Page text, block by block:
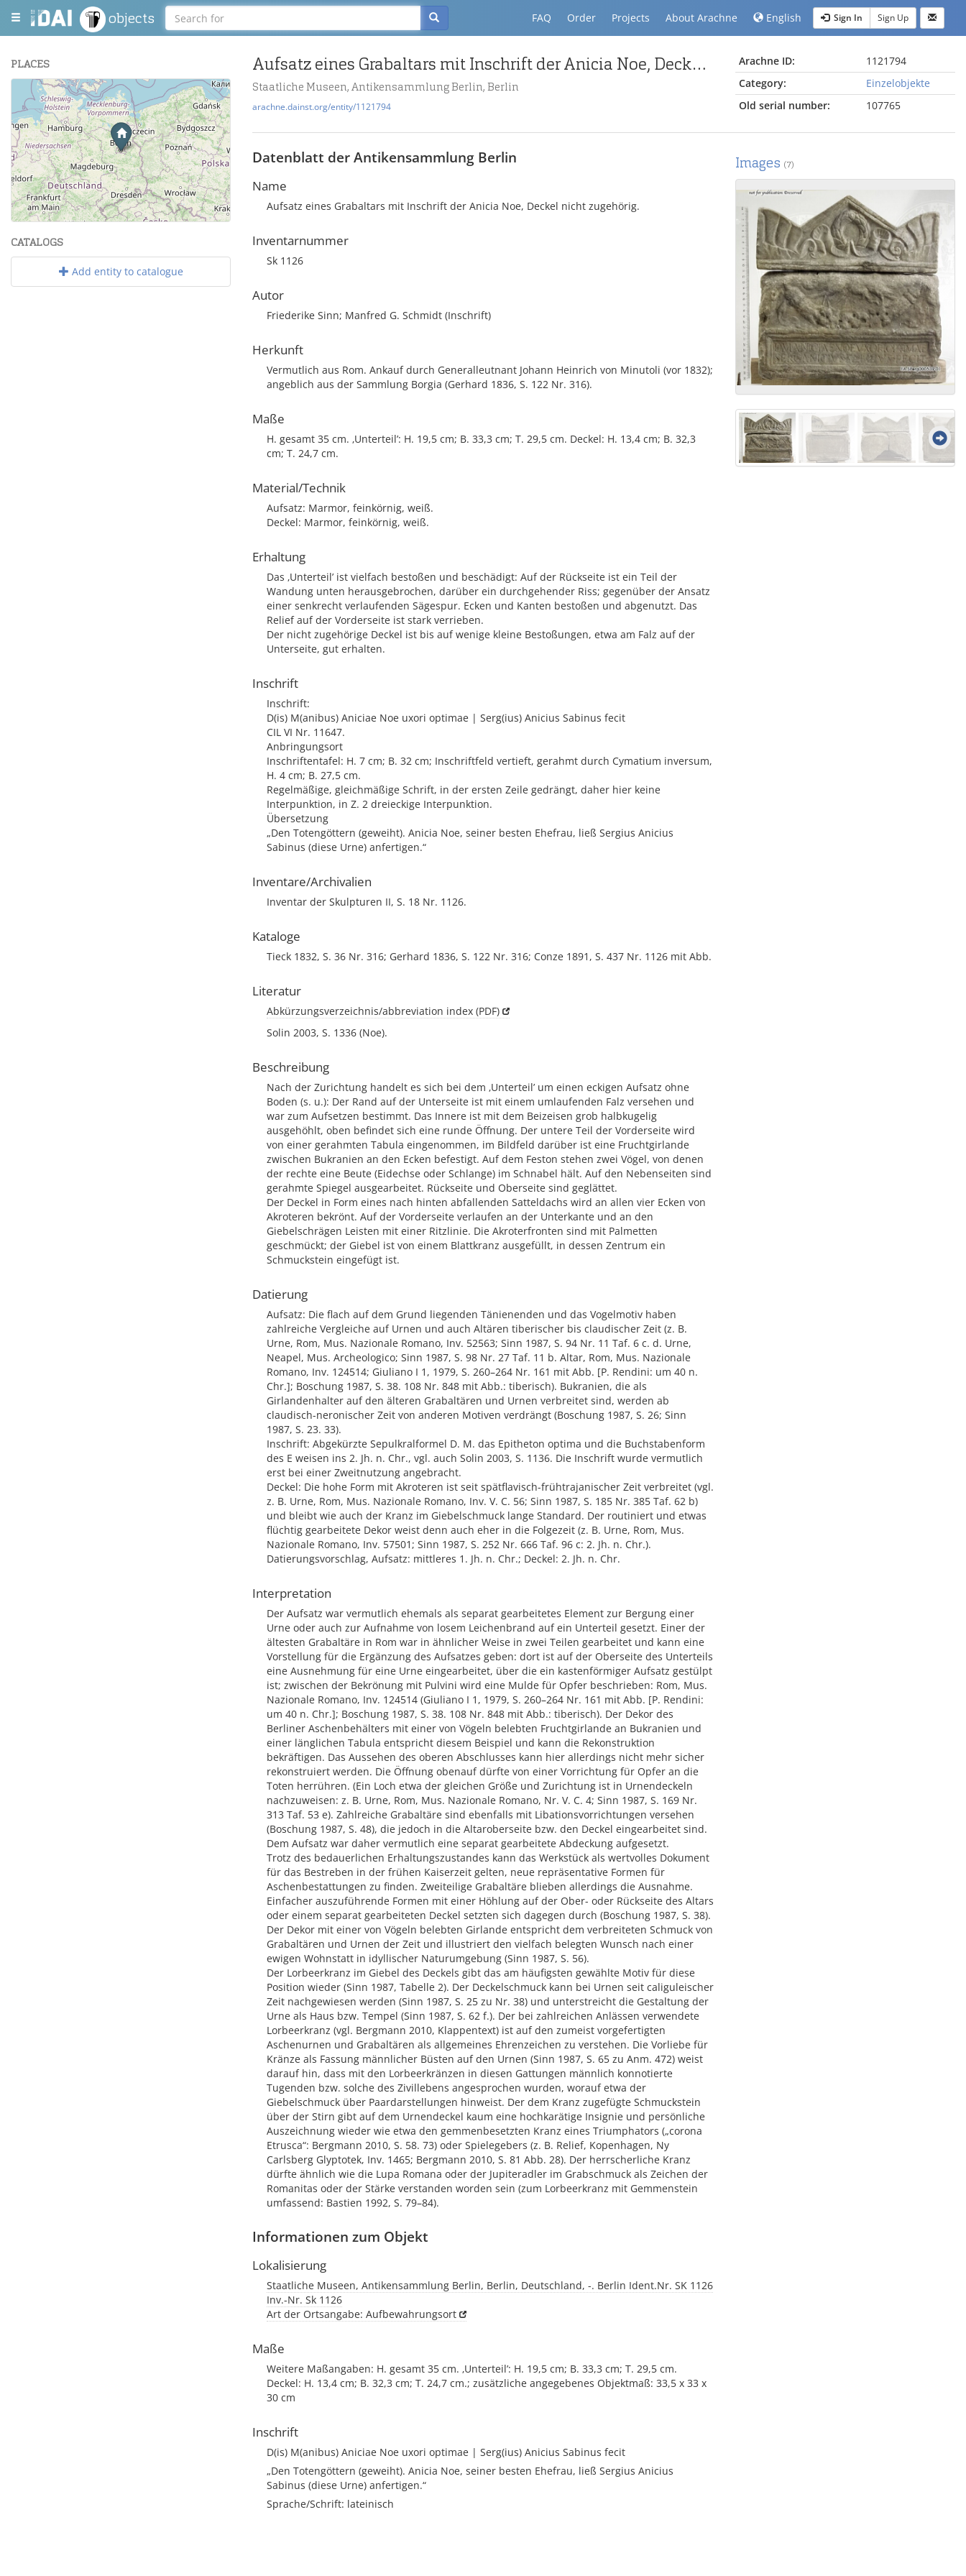
objects FAQ Order Projects About Arachne English Sign In Sign Up
PLACES
+
−
Leaflet| Maps and Data ©OpenStreetMap.
CATALOGS
Add entity to catalogue
Aufsatz eines Grabaltars mit Inschrift der Anicia Noe, Deckel nicht zugehörig.
Staatliche Museen, Antikensammlung Berlin, Berlin
arachne.dainst.org/entity/1121794
Arachne ID:
1121794
Category:
Einzelobjekte
Old serial number:
107765
Datenblatt der Antikensammlung Berlin
Name
Aufsatz eines Grabaltars mit Inschrift der Anicia Noe, Deckel nicht zugehörig.
Inventarnummer
Sk 1126
Autor
Friederike Sinn; Manfred G. Schmidt (Inschrift)
Herkunft
Vermutlich aus Rom. Ankauf durch Generalleutnant Johann Heinrich von Minutoli (vor 1832);
angeblich aus der Sammlung Borgia (Gerhard 1836, S. 122 Nr. 316).
Maße
H. gesamt 35 cm. ‚Unterteil’: H. 19,5 cm; B. 33,3 cm; T. 29,5 cm. Deckel: H. 13,4 cm; B. 32,3
cm; T. 24,7 cm.
Material/Technik
Aufsatz: Marmor, feinkörnig, weiß.
Deckel: Marmor, feinkörnig, weiß.
Erhaltung
Das ‚Unterteil’ ist vielfach bestoßen und beschädigt: Auf der Rückseite ist ein Teil der
Wandung unten herausgebrochen, darüber ein durchgehender Riss; gegenüber der Ansatz
einer senkrecht verlaufenden Sägespur. Ecken und Kanten bestoßen und abgenutzt. Das
Relief auf der Vorderseite ist stark verrieben.
Der nicht zugehörige Deckel ist bis auf wenige kleine Bestoßungen, etwa am Falz auf der
Unterseite, gut erhalten.
Inschrift
Inschrift:
D(is) M(anibus) Aniciae Noe uxori optimae | Serg(ius) Anicius Sabinus fecit
CIL VI Nr. 11647.
Anbringungsort
Inschriftentafel: H. 7 cm; B. 32 cm; Inschriftfeld vertieft, gerahmt durch Cymatium inversum,
H. 4 cm; B. 27,5 cm.
Regelmäßige, gleichmäßige Schrift, in der ersten Zeile gedrängt, daher hier keine
Interpunktion, in Z. 2 dreieckige Interpunktion.
Übersetzung
„Den Totengöttern (geweiht). Anicia Noe, seiner besten Ehefrau, ließ Sergius Anicius
Sabinus (diese Urne) anfertigen.“
Inventare/Archivalien
Inventar der Skulpturen II, S. 18 Nr. 1126.
Kataloge
Tieck 1832, S. 36 Nr. 316; Gerhard 1836, S. 122 Nr. 316; Conze 1891, S. 437 Nr. 1126 mit Abb.
Literatur
Abkürzungsverzeichnis/abbreviation index (PDF)
Solin 2003, S. 1336 (Noe).
Beschreibung
Nach der Zurichtung handelt es sich bei dem ‚Unterteil’ um einen eckigen Aufsatz ohne
Boden (s. u.): Der Rand auf der Unterseite ist mit einem umlaufenden Falz versehen und
war zum Aufsetzen bestimmt. Das Innere ist mit dem Beizeisen grob halbkugelig
ausgehöhlt, oben befindet sich eine runde Öffnung. Der untere Teil der Vorderseite wird
von einer gerahmten Tabula eingenommen, im Bildfeld darüber ist eine Fruchtgirlande
zwischen Bukranien an den Ecken befestigt. Auf dem Feston stehen zwei Vögel, von denen
der rechte eine Beute (Eidechse oder Schlange) im Schnabel hält. Auf den Nebenseiten sind
gerahmte Spiegel ausgearbeitet. Rückseite und Oberseite sind geglättet.
Der Deckel in Form eines nach hinten abfallenden Satteldachs wird an allen vier Ecken von
Akroteren bekrönt. Auf der Vorderseite verlaufen an der Unterkante und an den
Giebelschrägen Leisten mit einer Ritzlinie. Die Akroterfronten sind mit Palmetten
geschmückt; der Giebel ist von einem Blattkranz ausgefüllt, in dessen Zentrum ein
Schmuckstein eingefügt ist.
Datierung
Aufsatz: Die flach auf dem Grund liegenden Tänienenden und das Vogelmotiv haben
zahlreiche Vergleiche auf Urnen und auch Altären tiberischer bis claudischer Zeit (z. B.
Urne, Rom, Mus. Nazionale Romano, Inv. 52563; Sinn 1987, S. 94 Nr. 11 Taf. 6 c. d. Urne,
Neapel, Mus. Archeologico; Sinn 1987, S. 98 Nr. 27 Taf. 11 b. Altar, Rom, Mus. Nazionale
Romano, Inv. 124514; Giuliano I 1, 1979, S. 260–264 Nr. 161 mit Abb. [P. Rendini: um 40 n.
Chr.]; Boschung 1987, S. 38. 108 Nr. 848 mit Abb.: tiberisch). Bukranien, die als
Girlandenhalter auf den älteren Grabaltären und Urnen verbreitet sind, werden ab
claudisch-neronischer Zeit von anderen Motiven verdrängt (Boschung 1987, S. 26; Sinn
1987, S. 23. 33).
Inschrift: Abgekürzte Sepulkralformel D. M. das Epitheton optima und die Buchstabenform
des E weisen ins 2. Jh. n. Chr., vgl. auch Solin 2003, S. 1136. Die Inschrift wurde vermutlich
erst bei einer Zweitnutzung angebracht.
Deckel: Die hohe Form mit Akroteren ist seit spätflavisch-frühtrajanischer Zeit verbreitet (vgl.
z. B. Urne, Rom, Mus. Nazionale Romano, Inv. V. C. 56; Sinn 1987, S. 185 Nr. 385 Taf. 62 b)
und bleibt wie auch der Kranz im Giebelschmuck lange Standard. Der routiniert und etwas
flüchtig gearbeitete Dekor weist denn auch eher in die Folgezeit (z. B. Urne, Rom, Mus.
Nazionale Romano, Inv. 57501; Sinn 1987, S. 252 Nr. 666 Taf. 96 c: 2. Jh. n. Chr.).
Datierungsvorschlag, Aufsatz: mittleres 1. Jh. n. Chr.; Deckel: 2. Jh. n. Chr.
Interpretation
Der Aufsatz war vermutlich ehemals als separat gearbeitetes Element zur Bergung einer
Urne oder auch zur Aufnahme von losem Leichenbrand auf ein Unterteil gesetzt. Einer der
ältesten Grabaltäre in Rom war in ähnlicher Weise in zwei Teilen gearbeitet und kann eine
Vorstellung für die Ergänzung des Aufsatzes geben: dort ist auf der Oberseite des Unterteils
eine Ausnehmung für eine Urne eingearbeitet, über die ein kastenförmiger Aufsatz gestülpt
ist; zwischen der Bekrönung mit Pulvini wird eine Mulde für Opfer beschrieben: Rom, Mus.
Nazionale Romano, Inv. 124514 (Giuliano I 1, 1979, S. 260–264 Nr. 161 mit Abb. [P. Rendini:
um 40 n. Chr.]; Boschung 1987, S. 38. 108 Nr. 848 mit Abb.: tiberisch). Der Dekor des
Berliner Aschenbehälters mit einer von Vögeln belebten Fruchtgirlande an Bukranien und
einer länglichen Tabula entspricht diesem Beispiel und kann die Rekonstruktion
bekräftigen. Das Aussehen des oberen Abschlusses kann hier allerdings nicht mehr sicher
rekonstruiert werden. Die Öffnung obenauf dürfte von einer Vorrichtung für Opfer an die
Toten herrühren. (Ein Loch etwa der gleichen Größe und Zurichtung ist in Urnendeckeln
nachzuweisen: z. B. Urne, Rom, Mus. Nazionale Romano, Nr. V. C. 4; Sinn 1987, S. 169 Nr.
313 Taf. 53 e). Zahlreiche Grabaltäre sind ebenfalls mit Libationsvorrichtungen versehen
(Boschung 1987, S. 48), die jedoch in die Altaroberseite bzw. den Deckel eingearbeitet sind.
Dem Aufsatz war daher vermutlich eine separat gearbeitete Abdeckung aufgesetzt.
Trotz des bedauerlichen Erhaltungszustandes kann das Werkstück als wertvolles Dokument
für das Bestreben in der frühen Kaiserzeit gelten, neue repräsentative Formen für
Aschenbestattungen zu finden. Zweiteilige Grabaltäre blieben allerdings die Ausnahme.
Einfacher auszuführende Formen mit einer Höhlung auf der Ober- oder Rückseite des Altars
oder einem separat gearbeiteten Deckel setzten sich dagegen durch (Boschung 1987, S. 38).
Der Dekor mit einer von Vögeln belebten Girlande entspricht dem verbreiteten Schmuck von
Grabaltären und Urnen der Zeit und illustriert den vielfach belegten Wunsch nach einer
ewigen Wohnstatt in idyllischer Naturumgebung (Sinn 1987, S. 56).
Der Lorbeerkranz im Giebel des Deckels gibt das am häufigsten gewählte Motiv für diese
Position wieder (Sinn 1987, Tabelle 2). Der Deckelschmuck kann bei Urnen seit caliguleischer
Zeit nachgewiesen werden (Sinn 1987, S. 25 zu Nr. 38) und unterstreicht die Gestaltung der
Urne als Haus bzw. Tempel (Sinn 1987, S. 62 f.). Der bei zahlreichen Anlässen verwendete
Lorbeerkranz (vgl. Bergmann 2010, Klappentext) ist auf den zumeist vorgefertigten
Aschenurnen und Grabaltären als allgemeines Ehrenzeichen zu verstehen. Die Vorliebe für
Kränze als Fassung männlicher Büsten auf den Urnen (Sinn 1987, S. 65 zu Anm. 472) weist
darauf hin, dass mit den Lorbeerkränzen in diesen Gattungen männlich konnotierte
Tugenden bzw. solche des Zivillebens angesprochen wurden, worauf etwa der
Giebelschmuck über Paardarstellungen hinweist. Der dem Kranz zugefügte Schmuckstein
über der Stirn gibt auf dem Urnendeckel kaum eine hochkarätige Insignie und persönliche
Auszeichnung wieder wie etwa den gemmenbesetzten Kranz eines Triumphators („corona
Etrusca“: Bergmann 2010, S. 58. 73) oder Spielegebers (z. B. Relief, Kopenhagen, Ny
Carlsberg Glyptotek, Inv. 1465; Bergmann 2010, S. 81 Abb. 28). Der herrscherliche Kranz
dürfte ähnlich wie die Lupa Romana oder der Jupiteradler im Grabschmuck als Zeichen der
Romanitas oder der Stärke verstanden worden sein (zum Lorbeerkranz mit Gemmenstein
umfassend: Bastien 1992, S. 79–84).
Informationen zum Objekt
Lokalisierung
Staatliche Museen, Antikensammlung Berlin, Berlin, Deutschland, -. Berlin Ident.Nr. SK 1126
Inv.-Nr. Sk 1126
Art der Ortsangabe: Aufbewahrungsort
Maße
Weitere Maßangaben: H. gesamt 35 cm. ‚Unterteil’: H. 19,5 cm; B. 33,3 cm; T. 29,5 cm.
Deckel: H. 13,4 cm; B. 32,3 cm; T. 24,7 cm.; zusätzliche angegebenes Objektmaß: 33,5 x 33 x
30 cm
Inschrift
D(is) M(anibus) Aniciae Noe uxori optimae | Serg(ius) Anicius Sabinus fecit
„Den Totengöttern (geweiht). Anicia Noe, seiner besten Ehefrau, ließ Sergius Anicius
Sabinus (diese Urne) anfertigen.“
Sprache/Schrift: lateinisch
Images (7)